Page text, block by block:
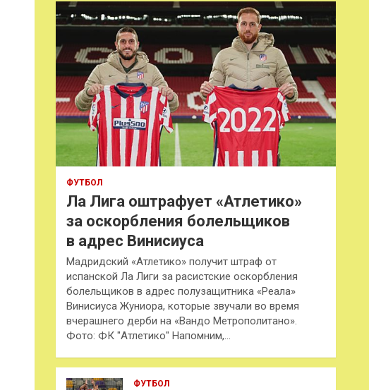
к
ФУТБОЛ
Ла Лига оштрафует «Атлетико»
за оскорбления болельщиков
в адрес Винисиуса
Мадридский «Атлетико» получит штраф от
испанской Ла Лиги за расистские оскорбления
болельщиков в адрес полузащитника «Реала»
Винисиуса Жуниора, которые звучали во время
вчерашнего дерби на «Вандо Метрополитано».
Фото: ФК "Атлетико" Напомним,…
ФУТБОЛ